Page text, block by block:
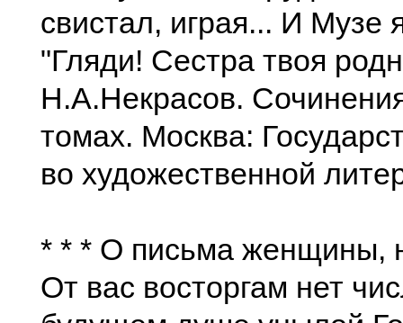
свистал, играя... И Музе
"Гляди! Сестра твоя
Н.А.Некрасов.
томах. Москва:
во художественной
* * * О письма женщины,
От вас восторгам нет